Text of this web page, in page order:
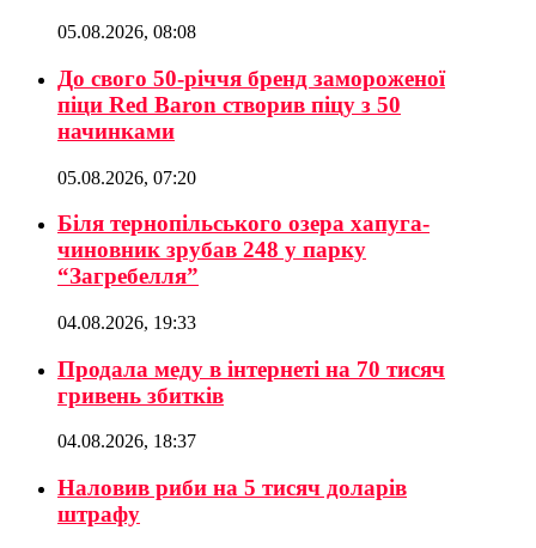
05.08.2026, 08:08
До свого 50-річчя бренд замороженої
піци Red Baron створив піцу з 50
начинками
05.08.2026, 07:20
Біля тернопільського озера хапуга-
чиновник зрубав 248 у парку
“Загребелля”
04.08.2026, 19:33
Продала меду в інтернеті на 70 тисяч
гривень збитків
04.08.2026, 18:37
Наловив риби на 5 тисяч доларів
штрафу